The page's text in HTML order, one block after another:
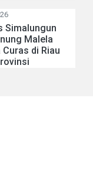
Simalungun
Malela
di Riau